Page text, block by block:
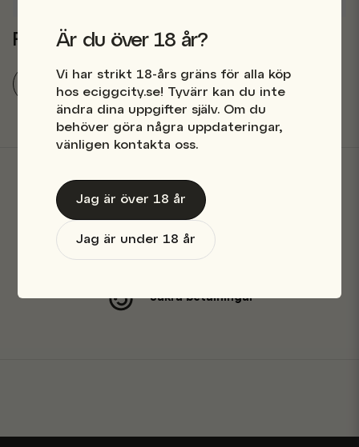
Relaterade kategorier
Nicsalt 10ml E-Juice
question
Fråga oss något om denna produkten...
Mejladress
Butik i Stockholm
Snabba leveranser
Säkra betalningar
Är du över 18 år?
Vi har strikt 18-års gräns för alla köp
hos eciggcity.se! Tyvärr kan du inte
ändra dina uppgifter själv. Om du
behöver göra några uppdateringar,
vänligen kontakta oss.
Jag är över 18 år
Jag är under 18 år